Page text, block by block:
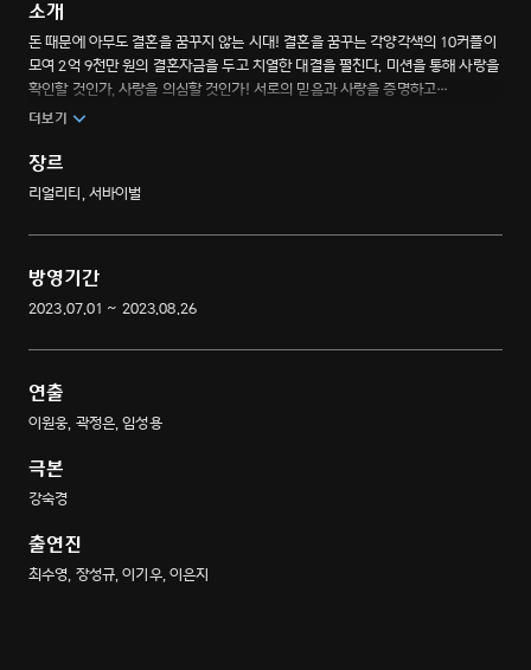
소개
돈 때문에 아무도 결혼을 꿈꾸지 않는 시대! 결혼을 꿈꾸는 각양각색의 10커플이
모여 2억 9천만 원의 결혼자금을 두고 치열한 대결을 펼친다. 미션을 통해 사랑을
확인할 것인가, 사랑을 의심할 것인가! 서로의 믿음과 사랑을 증명하고
결혼이라는 결승점에 도달할 수 있을까? 2023년, 연애는 끝났다! 예비부부
더보기
장르
리얼리티, 서바이벌
방영기간
2023.07.01 ~ 2023.08.26
연출
이원웅, 곽정은, 임성용
극본
강숙경
출연진
최수영, 장성규, 이기우, 이은지